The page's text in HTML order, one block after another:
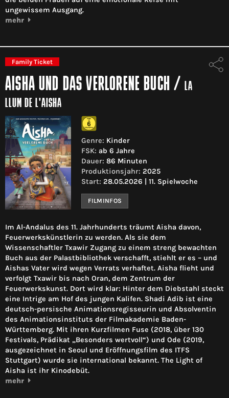
ungewissem Ausgang.
mehr
Family Ticket
AISHA UND DAS VERLORENE BUCH /LA
LLUM DE L'AISHA
Genre: Kinder
FSK: ab 6 Jahre
Dauer: 86 Minuten
Produktionsjahr: 2025
Start: 28.05.2026 | 11. Spielwoche
FILMINFOS
Im Al-Andalus des 11. Jahrhunderts träumt Aisha davon,
Feuerwerkskünstlerin zu werden. Als sie dem
Wissenschaftler Txawir Zugang zu einem streng bewachten
Buch aus der Palastbibliothek verschafft, stiehlt er es – und
Aishas Vater wird wegen Verrats verhaftet. Aisha flieht und
verfolgt Txawir bis nach Oran, dem Zentrum der
Feuerwerkskunst. Dort wird klar: Hinter dem Diebstahl steckt
eine Intrige am Hof des jungen Kalifen. Shadi Adib ist eine
deutsch-persische Animationsregisseurin und Absolventin
des Animationsinstituts der Filmakademie Baden-
Württemberg. Mit ihren Kurzfilmen Fuse (2018, über 130
Festivals, Prädikat „Besonders wertvoll“) und Ode (2019,
ausgezeichnet in Seoul und Eröffnungsfilm des ITFS
Stuttgart) wurde sie international bekannt. The Light of
Aisha ist ihr Kinodebüt.
mehr